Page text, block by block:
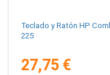
Teclado y Ratón HP
225
27,75 €